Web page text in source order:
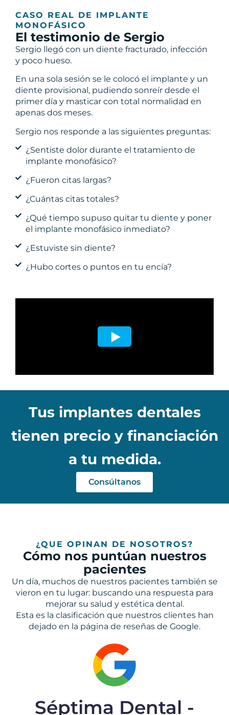
CASO REAL DE IMPLANTE
MONOFÁSICO
El testimonio de Sergio
Sergio llegó con un diente fracturado, infección
y poco hueso.
En una sola sesión se le colocó el implante y un
diente provisional, pudiendo sonreír desde el
primer día y masticar con total normalidad en
apenas dos meses.
Sergio nos responde a las siguientes preguntas:
¿Sentiste dolor durante el tratamiento de
implante monofásico?
¿Fueron citas largas?
¿Cuántas citas totales?
¿Qué tiempo supuso quitar tu diente y poner
el implante monofásico inmediato?
¿Estuviste sin diente?
¿Hubo cortes o puntos en tu encía?
Tus implantes dentales
tienen precio y financiación
a tu medida.
Consúltanos
¿QUE OPINAN DE NOSOTROS?
Cómo nos puntúan nuestros
pacientes
Un día, muchos de nuestros pacientes también se
vieron en tu lugar: buscando una respuesta para
mejorar su salud y estética dental.
Esta es la clasificación que nuestros clientes han
dejado en la página de reseñas de Google.
Séptima Dental -